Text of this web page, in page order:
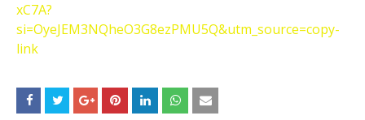
xC7A?
si=OyeJEM3NQheO3G8ezPMU5Q&utm_source=copy-
link